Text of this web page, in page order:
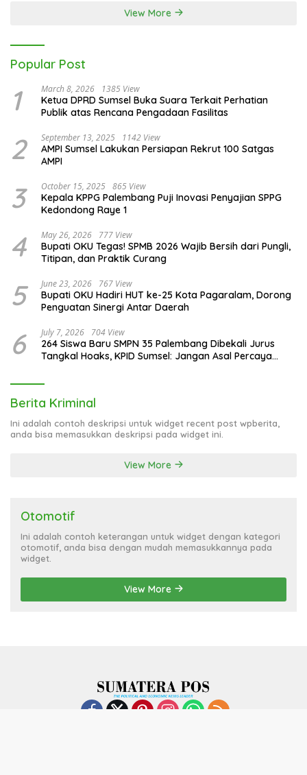
View More
Popular Post
1 March 8, 2026 1385 View
Ketua DPRD Sumsel Buka Suara Terkait Perhatian
Publik atas Rencana Pengadaan Fasilitas
2 September 13, 2025 1142 View
AMPI Sumsel Lakukan Persiapan Rekrut 100 Satgas
AMPI
3 October 15, 2025 865 View
Kepala KPPG Palembang Puji Inovasi Penyajian SPPG
Kedondong Raye 1
4 May 26, 2026 777 View
Bupati OKU Tegas! SPMB 2026 Wajib Bersih dari Pungli,
Titipan, dan Praktik Curang
5 June 23, 2026 767 View
Bupati OKU Hadiri HUT ke-25 Kota Pagaralam, Dorong
Penguatan Sinergi Antar Daerah
6 July 7, 2026 704 View
264 Siswa Baru SMPN 35 Palembang Dibekali Jurus
Tangkal Hoaks, KPID Sumsel: Jangan Asal Percaya
Berita Kriminal
Ini adalah contoh deskripsi untuk widget recent post wpberita,
anda bisa memasukkan deskripsi pada widget ini.
View More
Otomotif
Ini adalah contoh keterangan untuk widget dengan kategori
otomotif, anda bisa dengan mudah memasukkannya pada
widget.
View More